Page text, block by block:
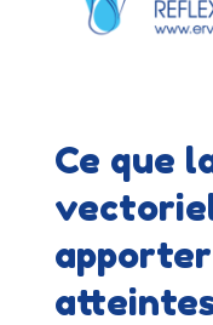
Ce que